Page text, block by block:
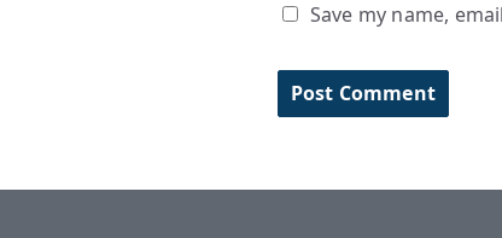
Save my name,